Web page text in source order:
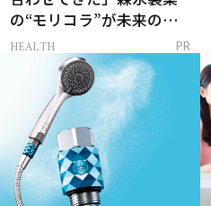
の“モリコラ”が未来のキ
レイを連れてくる！
HEALTH PR